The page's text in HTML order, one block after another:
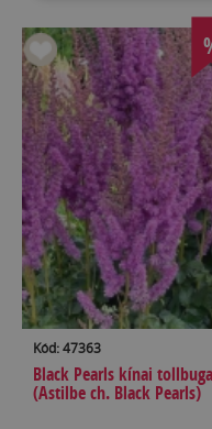
Kód: 47363
Black Pearls kínai tollbuga
(Astilbe ch. Black Pearls)